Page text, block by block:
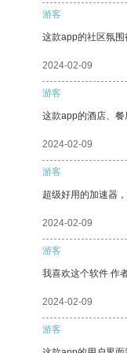
游客
这款app的社区氛围
2024-02-09
游客
这款app的酒店、餐
2024-02-09
游客
超级好用的加速器
2024-02-09
游客
我喜欢这个软件 作
2024-02-09
游客